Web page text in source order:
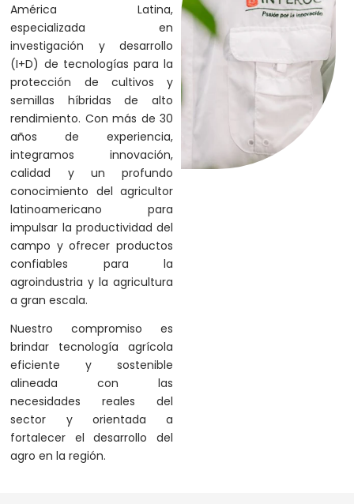
América Latina,
especializada en
investigación y desarrollo
(I+D) de tecnologías para la
protección de cultivos y
semillas híbridas de alto
rendimiento. Con más de 30
años de experiencia,
integramos innovación,
calidad y un profundo
conocimiento del agricultor
latinoamericano para
impulsar la productividad del
campo y ofrecer productos
confiables para la
agroindustria y la agricultura
a gran escala.
Nuestro compromiso es
brindar tecnología agrícola
eficiente y sostenible
alineada con las
necesidades reales del
sector y orientada a
fortalecer el desarrollo del
agro en la región.